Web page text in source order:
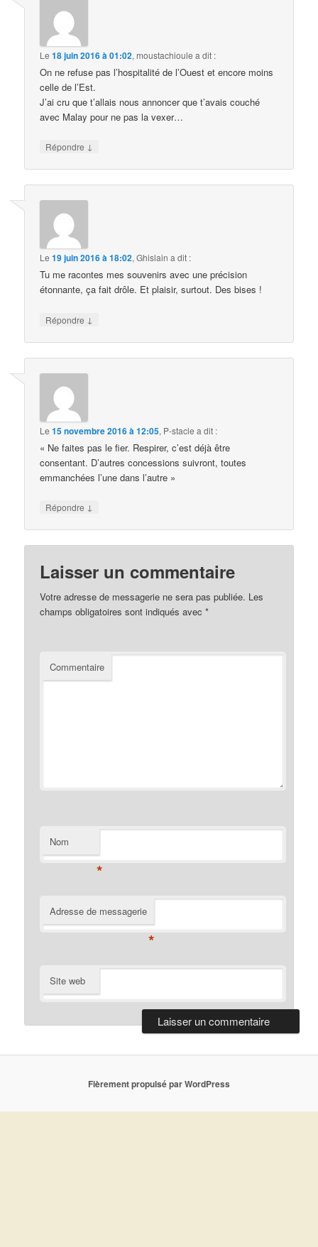
Le18 juin 2016 à 01:02, moustachioule a dit :
On ne refuse pas l’hospitalité de l’Ouest et encore moins
celle de l’Est.
J’ai cru que t’allais nous annoncer que t’avais couché
avec Malay pour ne pas la vexer…
Répondre ↓
Le19 juin 2016 à 18:02,Ghislain a dit :
Tu me racontes mes souvenirs avec une précision
étonnante, ça fait drôle. Et plaisir, surtout. Des bises !
Répondre ↓
Le15 novembre 2016 à 12:05, P-stacle a dit :
« Ne faites pas le fier. Respirer, c’est déjà être
consentant. D’autres concessions suivront, toutes
emmanchées l’une dans l’autre »
Répondre ↓
Laisser un commentaire
Votre adresse de messagerie ne sera pas publiée. Les
champs obligatoires sont indiqués avec*
Commentaire
Nom
*
Adresse de messagerie
*
Site web
Fièrement propulsé par WordPress